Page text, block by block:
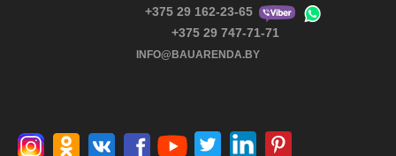
+375 29 162-23-65
+375 29 747-71-71
INFO@BAUARENDA.BY